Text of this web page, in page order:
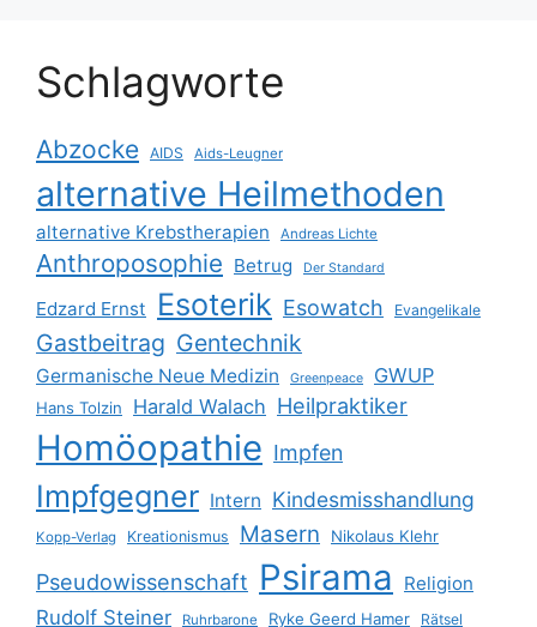
Schlagworte
Abzocke AIDS Aids-Leugner
alternative Heilmethoden
alternative Krebstherapien Andreas Lichte
Anthroposophie Betrug Der Standard
Edzard Ernst Esoterik Esowatch Evangelikale
Gastbeitrag Gentechnik
Germanische Neue Medizin Greenpeace GWUP
Hans Tolzin Harald Walach Heilpraktiker
Homöopathie Impfen
Impfgegner Intern Kindesmisshandlung
Kopp-Verlag Kreationismus Masern Nikolaus Klehr
Pseudowissenschaft Psirama Religion
Rudolf Steiner Ruhrbarone Ryke Geerd Hamer Rätsel